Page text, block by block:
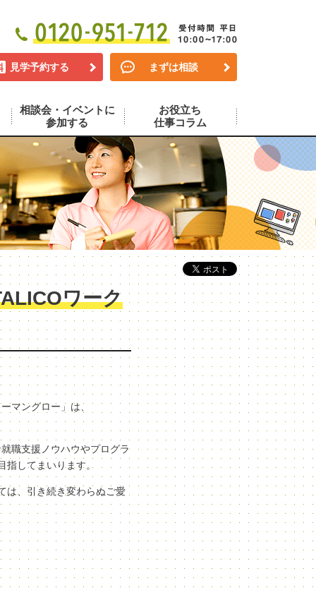
見学予約する まずは相談
相談会・イベントに
参加する
お役立ち
仕事コラム
ワーク
マングロー」は、
職支援ノウハウやプログラ
指してまいります。
は、引き続き変わらぬご愛